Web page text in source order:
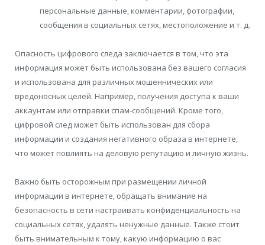
персональные данные, комментарии, фотографии,
сообщения в социальных сетях, местоположение и т. д.
Опасность цифрового следа заключается в том, что эта
информация может быть использована без вашего согласия
и использована для различных мошеннических или
вредоносных целей. Например, получения доступа к ваши
аккаунтам или отправки спам-сообщений. Кроме того,
цифровой след может быть использован для сбора
информации и создания негативного образа в интернете,
что может повлиять на деловую репутацию и личную жизнь.
Важно быть осторожным при размещении личной
информации в интернете, обращать внимание на
безопасность в сети настраивать конфиденциальность на
социальных сетях, удалять ненужные данные. Также стоит
быть внимательным к тому, какую информацию о вас